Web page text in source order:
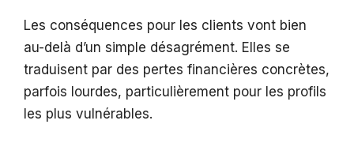
Les conséquences pour les clients vont bien
au-delà d’un simple désagrément. Elles se
traduisent par des pertes financières concrètes,
parfois lourdes, particulièrement pour les profils
les plus vulnérables.